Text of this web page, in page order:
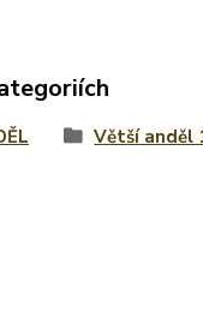
Větší anděl